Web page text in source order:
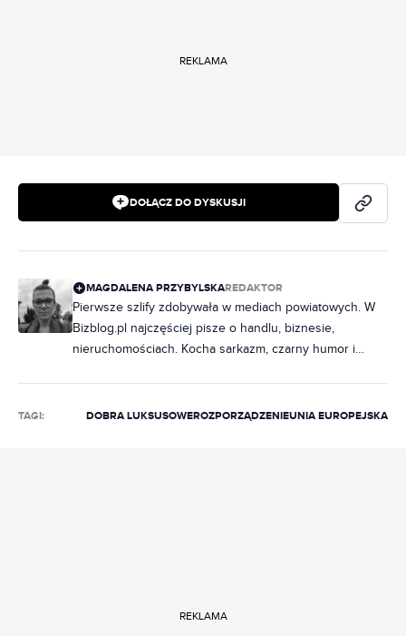
REKLAMA
DOŁĄCZ DO DYSKUSJI
MAGDALENA PRZYBYLSKAREDAKTOR
Pierwsze szlify zdobywała w mediach powiatowych. W
Bizblog.pl najczęściej pisze o handlu, biznesie,
nieruchomościach. Kocha sarkazm, czarny humor i
TAGI: DOBRA LUKSUSOWEROZPORZĄDZENIEUNIA EUROPEJSKA
REKLAMA